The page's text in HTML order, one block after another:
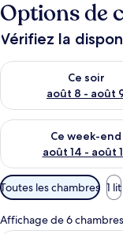
Options de
Vérifiez la
Ce soir
août 8 - août
Vérifier la
Ce week-end
août 14 - août
Vérifier la
Filtres
disponibles
pour
Toutes les chambres 1 lit
Affichage de 6